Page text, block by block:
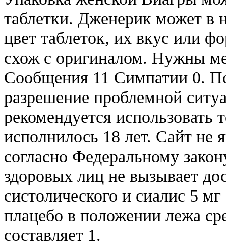
таблетки. Дженерик может в
цвет таблеток, их вкус или
схож с оригиналом. Нужны
Сообщения 11 Симпатии 0.
разрешение проблемной
рекомендуется
исполнилось 18 лет. Сайт не
согласно Федеральному
здоровых лиц не вызывает
систолического и сиалис 5
плацебо в положении лежа
составляет 1.